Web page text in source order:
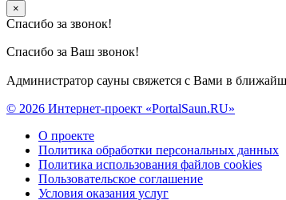
×
Спасибо за звонок!
Спасибо за Ваш звонок!
Администратор сауны свяжется с Вами в
© 2026 Интернет-проект «PortalSaun.RU»
О проекте
Политика обработки персональных данных
Политика использования файлов cookies
Пользовательское соглашение
Условия оказания услуг